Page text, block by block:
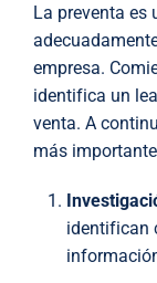
La preventa es
empresa.
identifica un
venta. A
más
identifican